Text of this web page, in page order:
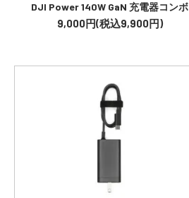
DJI Power 140W GaN 充電器コンボ
9,000円(税込9,900円)